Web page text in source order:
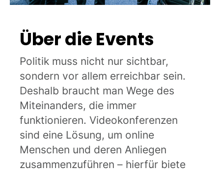
Über die Events
Politik muss nicht nur sichtbar,
sondern vor allem erreichbar sein.
Deshalb braucht man Wege des
Miteinanders, die immer
funktionieren. Videokonferenzen
sind eine Lösung, um online
Menschen und deren Anliegen
zusammenzuführen – hierfür biete